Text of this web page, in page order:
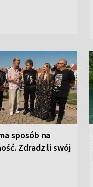
sposób na
Zdradzili swój